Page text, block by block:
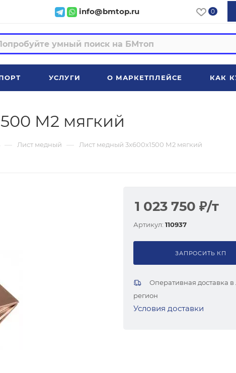
info@bmtop.ru 0
УСЛУГИ О МАРКЕТПЛЕЙСЕ КАК
М2 мягкий
— Лист медный — Лист медный 3x600х1500 М2 мягкий
1 023 750 ₽/т
Артикул: 110937
ЗАПРОСИТЬ КП
Оперативная доставка
регион
Условия доставки